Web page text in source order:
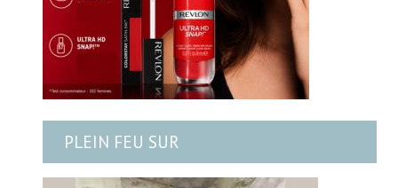
PLEIN FEU SUR